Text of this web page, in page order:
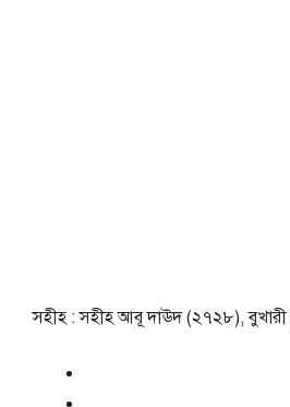
সহীহ : সহীহ আবূ দাঊদ (২৭২৮),